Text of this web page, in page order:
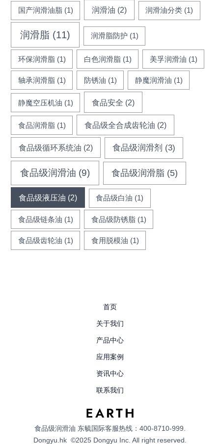
国产润滑油脂 (1) 润滑油 (2) 润滑油分类 (1)
润滑脂 (11) 润滑脂防护 (1)
环保润滑脂 (1) 白色润滑脂 (1) 美孚润滑油 (1)
轴承润滑脂 (1) 防锈油 (1) 静魔润滑油 (1)
静魔空压机油 (1) 食品安全 (2)
食品润滑脂 (1) 食品级全合成齿轮油 (2)
食品级循环系统油 (2) 食品级润滑剂 (3)
食品级润滑油 (9) 食品级润滑脂 (5)
食品级液压油 (2) 食品级白油 (1)
食品级链条油 (1) 食品级防锈脂 (1)
食品级齿轮油 (1) 食用脱模油 (1)
首页
关于我们
产品中心
应用案例
资讯中心
联系我们
食品级润滑油 东毓国际客服热线：400-8710-999.
Dongyu.hk ©2025 Dongyu Inc. All right reserved.